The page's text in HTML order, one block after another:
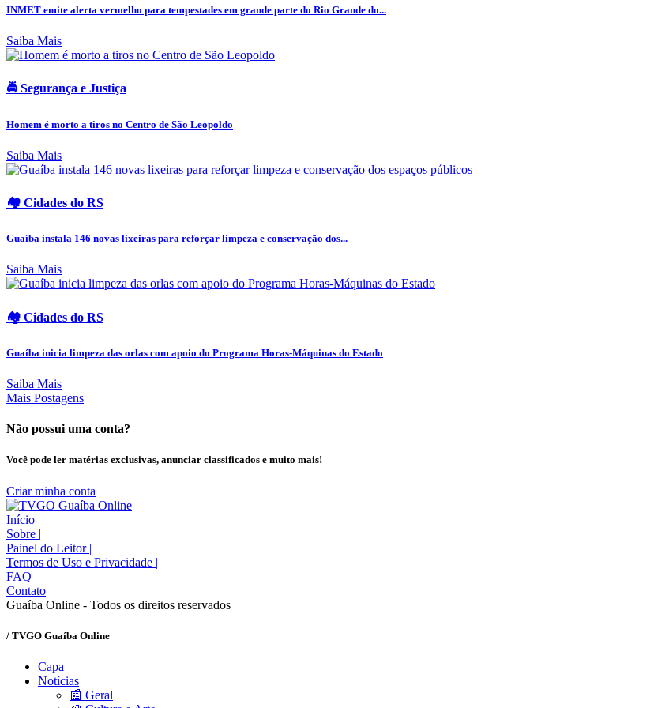
INMET emite alerta vermelho para tempestades em grande parte do Rio Grande do...
Saiba Mais
🚔 Segurança e Justiça
Homem é morto a tiros no Centro de São Leopoldo
Saiba Mais
🏘️ Cidades do RS
Guaíba instala 146 novas lixeiras para reforçar limpeza e conservação dos...
Saiba Mais
🏘️ Cidades do RS
Guaíba inicia limpeza das orlas com apoio do Programa Horas-Máquinas do Estado
Saiba Mais
Mais Postagens
Não possui uma conta?
Você pode ler matérias exclusivas, anunciar classificados e muito mais!
Criar minha conta
Início |
Sobre |
Painel do Leitor |
Termos de Uso e Privacidade |
FAQ |
Contato
Guaíba Online - Todos os direitos reservados
/ TVGO Guaíba Online
Capa
Notícias
📰 Geral